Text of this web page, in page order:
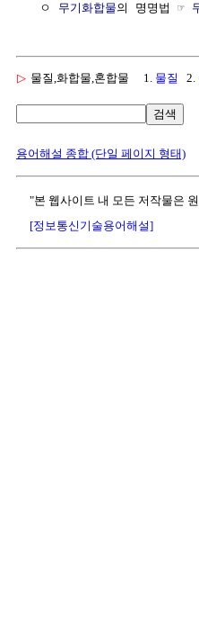
  ㅇ
무기화합물의 명명법 ☞
▷ 물질,화합물,혼합물 1. 물질 2.
검색
용어해설 종합 (단일 페이지 형태)
"본 웹사이트 내 모든 저작물은
[정보통신기술용어해설]